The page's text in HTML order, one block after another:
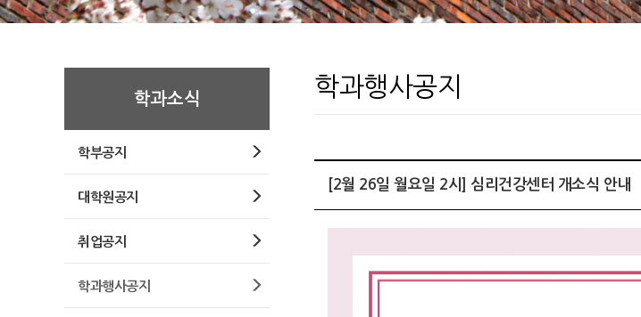
학과소식
학부공지
대학원공지
취업공지
학과행사공지
학과행사공지
[2월 26일 월요일 2시] 심리건강센터 개소식 안내